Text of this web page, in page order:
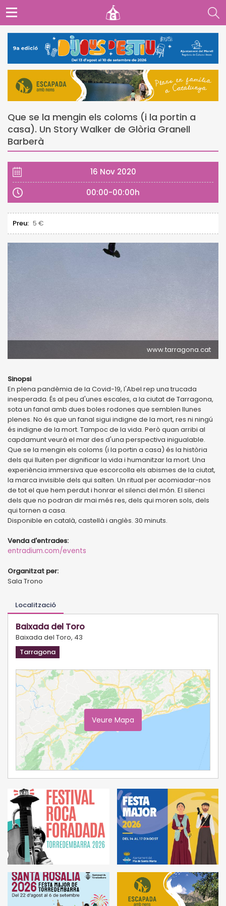
Que se la mengin els coloms (i la portin a
casa). Un Story Walker de Glòria Granell
Barberà
16 Nov 2020
00:00-00:00h
Preu: 5 €
www.tarragona.cat
Sinopsi
En plena pandèmia de la Covid-19, l'Abel rep una trucada
inesperada. És al peu d'unes escales, a la ciutat de Tarragona,
sota un fanal amb dues boles rodones que semblen llunes
plenes. No és que un fanal sigui indigne de la mort, res ni ningú
és indigne de la mort. Tampoc de la vida. Però quan arribi al
capdamunt veurà el mar des d'una perspectiva inigualable.
Que se la mengin els coloms (i la portin a casa) és la història
dels qui lluiten per dignificar la vida i humanitzar la mort. Una
experiència immersiva que escorcolla els abismes de la ciutat,
la marca invisible dels qui salten. Un ritual per acomiadar-nos
de tot el que hem perdut i honrar el silenci del món. El silenci
dels que no podran dir mai més res, dels qui moren sols, dels
qui tornen a casa.
Disponible en català, castellà i anglès. 30 minuts.
Venda d'entrades:
entradium.com/events
Organitzat per:
Sala Trono
Localització
Baixada del Toro
Baixada del Toro, 43
Tarragona
Veure Mapa